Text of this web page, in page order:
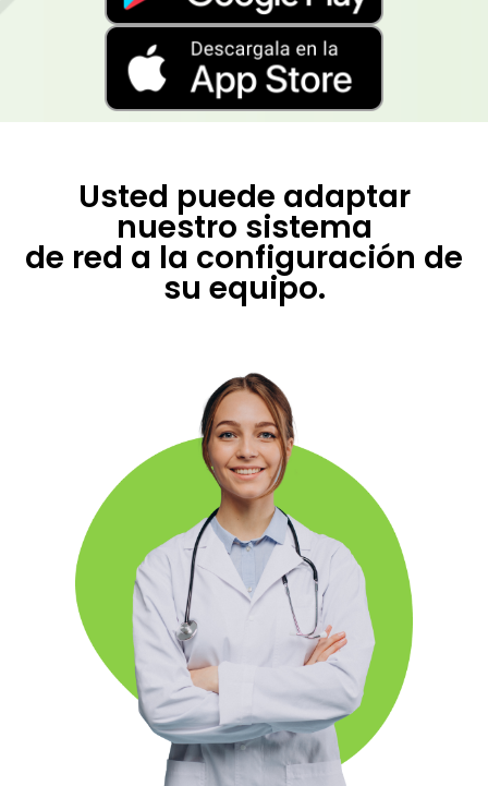
Usted puede adaptar
nuestro sistema
de red a la configuración de
su equipo.